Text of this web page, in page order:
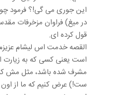
این جوری می گی!؟ فرمود
در میغ) فراوان مزخرفات
قول کرده ای.
القصه خدمت اس لیشام
است یعنی کسی که به زیارت
مشرف شده باشد، مثل مش
ست!) عرض کنیم که ما از اون